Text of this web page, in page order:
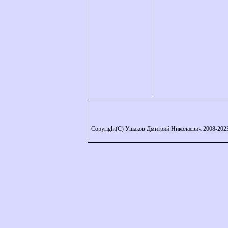
Copyright(C) Ушаков Дмитрий Николаевич 2008-